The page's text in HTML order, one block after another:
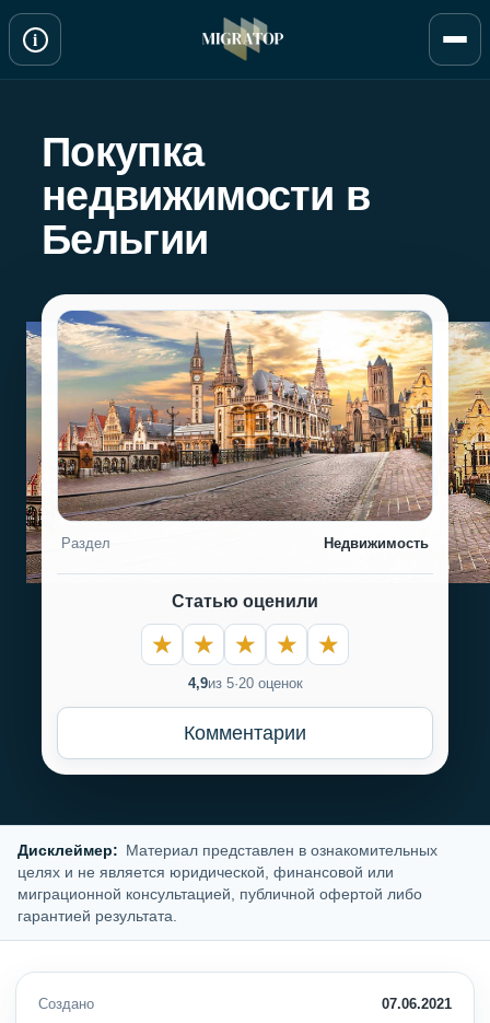
Перейти
i
Покупка
недвижимости в
Бельгии
Раздел Недвижимость
Статью оценили
4,9из 5·20 оценок
Комментарии
Дисклеймер: Материал представлен в ознакомительных
целях и не является юридической, финансовой или
миграционной консультацией, публичной офертой либо
гарантией результата.
Создано
07.06.2021